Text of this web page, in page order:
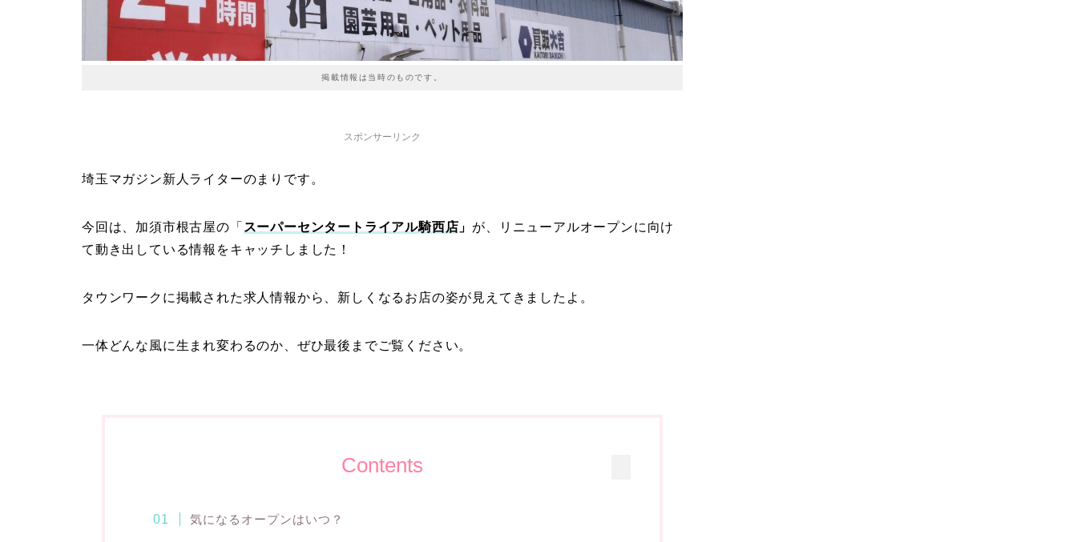
掲載情報は当時のものです。
スポンサーリンク
埼玉マガジン新人ライターのまりです。
今回は、加須市根古屋の「 スーパーセンタートライアル騎西店 」 が、リニューアルオープンに向け
て動き出している情報をキャッチしました！
タウンワークに掲載された求人情報から、新しくなるお店の姿が見えてきましたよ。
一体どんな風に生まれ変わるのか、ぜひ最後までご覧ください。
Contents
気になるオープンはいつ？